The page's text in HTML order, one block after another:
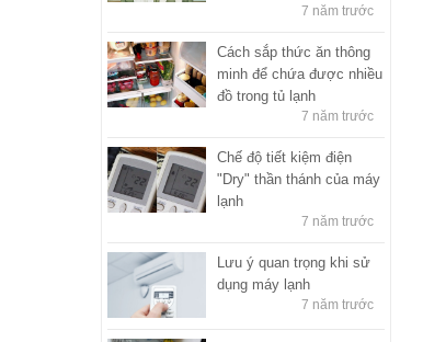
7 năm trước
Cách sắp thức ăn thông
minh để chứa được nhiều
đồ trong tủ lạnh
7 năm trước
Chế độ tiết kiệm điện
"Dry" thần thánh của máy
lạnh
7 năm trước
Lưu ý quan trọng khi sử
dụng máy lạnh
7 năm trước